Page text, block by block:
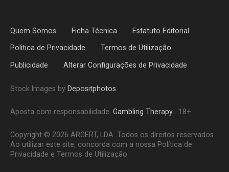
Quem Somos Ficha Técnica Estatuto Editorial
Politica de Privacidade Termos de Utilização
Publicidade Alterar Configurações de Privacidade
Stock Images by Depositphotos
Aposta com responsabilidade. Gambling Therapy. 18+
Copyright © 2026 ARGERT, LDA. Todos os direitos reservados.
Ao utilizar este site, concorda com a nossa Política de
Privacidade e Termos de Utilização.